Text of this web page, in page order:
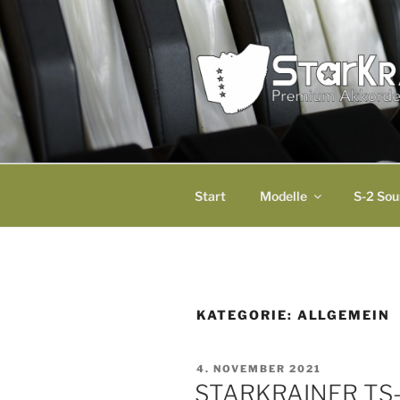
Inhalt
springen
Premium Akkordeon
Start Modelle S-2
KATEGORIE: ALLGEMEIN
VERÖFFENTLICHT
AM
4. NOVEMBER 2021
STARKRAINER